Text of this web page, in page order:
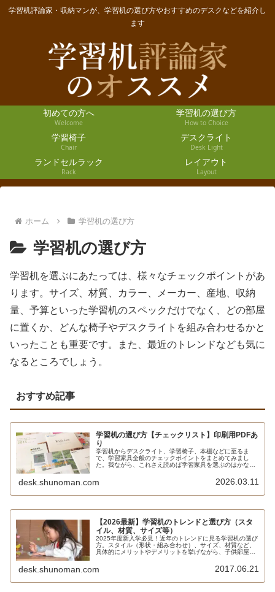
学習机評論家・収納マンが、学習机の選び方やおすすめのデスクなどを紹介し
ます
初めての方へ
Welcome
学習机の選び方
How to Choice
学習椅子
Chair
デスクライト
Desk Light
ランドセルラック
Rack
レイアウト
Layout
ホーム 学習机の選び方
学習机の選び方
学習机を選ぶにあたっては、様々なチェックポイントがあ
ります。サイズ、材質、カラー、メーカー、産地、収納
量、予算といった学習机のスペックだけでなく、どの部屋
に置くか、どんな椅子やデスクライトを組み合わせるかと
いったことも重要です。また、最近のトレンドなども気に
なるところでしょう。
おすすめ記事
学習机の選び方【チェックリスト】印刷用PDFあ
り
学習机からデスクライト、学習椅子、本棚などに至るま
で、学習家具全般のチェックポイントをまとめてみまし
た。我ながら、これさえ読めば学習家具を選ぶのはかなり
desk.shunoman.com 2026.03.11
【2026最新】学習机のトレンドと選び方（スタ
イル、材質、サイズ等）
2025年度新入学必見！近年のトレンドに見る学習机の選び
方。スタイル（形状・組み合わせ）、サイズ、材質など、
具体的にメリットやデメリットを挙げながら、子供部屋も
desk.shunoman.com 2017.06.21